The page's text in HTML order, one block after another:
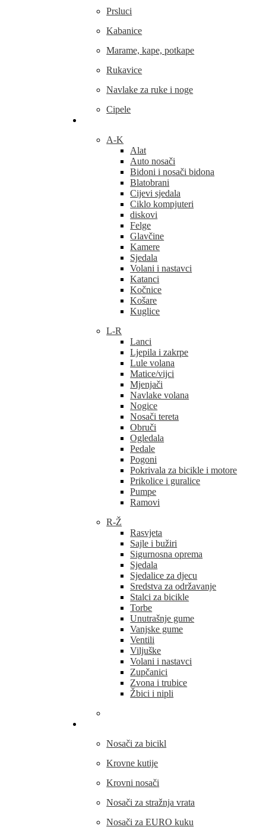
Prsluci
Kabanice
Marame, kape, potkape
Rukavice
Navlake za ruke i noge
Cipele
A-K
Alat
Auto nosači
Bidoni i nosači bidona
Blatobrani
Cijevi sjedala
Ciklo kompjuteri
diskovi
Felge
Glavčine
Kamere
Sjedala
Volani i nastavci
Katanci
Kočnice
Košare
Kuglice
L-R
Lanci
Ljepila i zakrpe
Lule volana
Matice/vijci
Mjenjači
Navlake volana
Nogice
Nosači tereta
Obruči
Ogledala
Pedale
Pogoni
Pokrivala za bicikle i motore
Prikolice i guralice
Pumpe
Ramovi
R-Ž
Rasvjeta
Sajle i bužiri
Sigurnosna oprema
Sjedala
Sjedalice za djecu
Sredstva za održavanje
Stalci za bicikle
Torbe
Unutrašnje gume
Vanjske gume
Ventili
Viljuške
Volani i nastavci
Zupčanici
Zvona i trubice
Žbici i nipli
Nosači za bicikl
Krovne kutije
Krovni nosači
Nosači za stražnja vrata
Nosači za EURO kuku